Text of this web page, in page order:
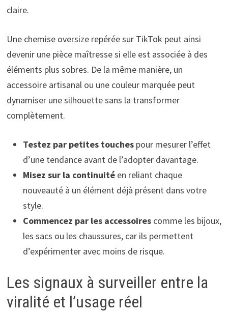
claire.
Une chemise oversize repérée sur TikTok peut ainsi
devenir une pièce maîtresse si elle est associée à des
éléments plus sobres. De la même manière, un
accessoire artisanal ou une couleur marquée peut
dynamiser une silhouette sans la transformer
complètement.
Testez par petites touchespour mesurer l’effet
d’une tendance avant de l’adopter davantage.
Misez sur la continuitéen reliant chaque
nouveauté à un élément déjà présent dans votre
style.
Commencez par les accessoirescomme les bijoux,
les sacs ou les chaussures, car ils permettent
d’expérimenter avec moins de risque.
Les signaux à surveiller entre la
viralité et l’usage réel